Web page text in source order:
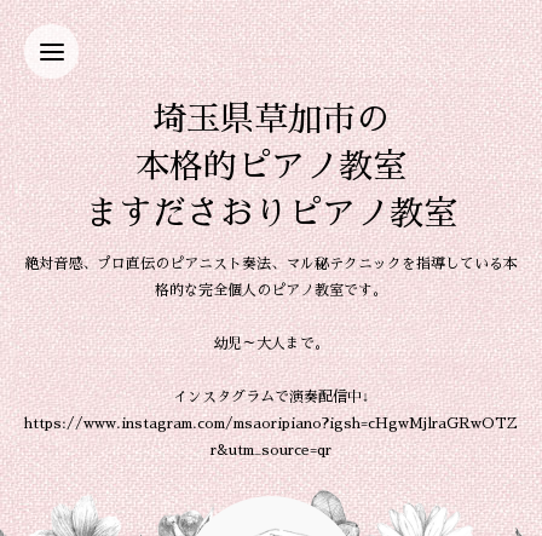
埼玉県草加市の
本格的ピアノ教室
ますださおりピアノ教室
絶対音感、プロ直伝のピアニスト奏法、マル秘テクニックを指導している本
格的な完全個人のピアノ教室です。
幼児～大人まで。
インスタグラムで演奏配信中↓
https://www.instagram.com/msaoripiano?igsh=cHgwMjlraGRwOTZ
r&utm_source=qr